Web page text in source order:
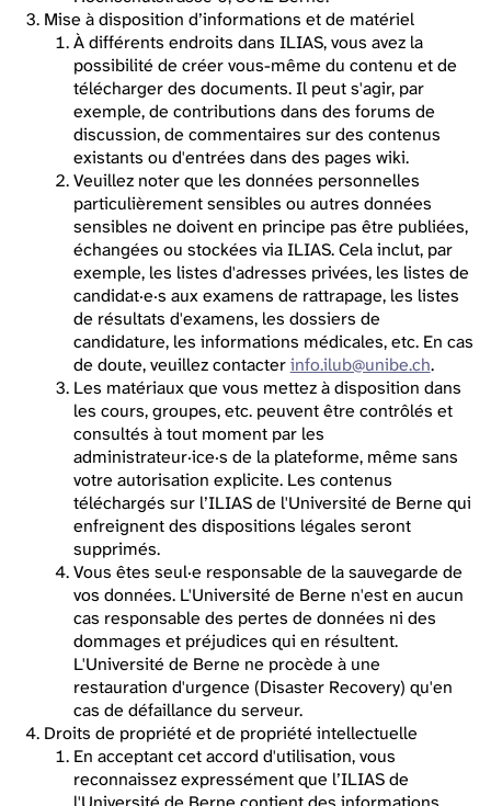
Mise à disposition d’informations et de matériel
À différents endroits dans ILIAS, vous avez la
possibilité de créer vous-même du contenu et de
télécharger des documents. Il peut s'agir, par
exemple, de contributions dans des forums de
discussion, de commentaires sur des contenus
existants ou d'entrées dans des pages wiki.
Veuillez noter que les données personnelles
particulièrement sensibles ou autres données
sensibles ne doivent en principe pas être publiées,
échangées ou stockées via ILIAS. Cela inclut, par
exemple, les listes d'adresses privées, les listes de
candidat·e·s aux examens de rattrapage, les listes
de résultats d'examens, les dossiers de
candidature, les informations médicales, etc. En cas
de doute, veuillez contacterinfo.ilub@unibe.ch.
Les matériaux que vous mettez à disposition dans
les cours, groupes, etc. peuvent être contrôlés et
consultés à tout moment par les
administrateur·ice·s de la plateforme, même sans
votre autorisation explicite. Les contenus
téléchargés sur l’ILIAS de l'Université de Berne qui
enfreignent des dispositions légales seront
supprimés.
Vous êtes seul·e responsable de la sauvegarde de
vos données. L'Université de Berne n'est en aucun
cas responsable des pertes de données ni des
dommages et préjudices qui en résultent.
L'Université de Berne ne procède à une
restauration d'urgence (Disaster Recovery) qu'en
cas de défaillance du serveur.
Droits de propriété et de propriété intellectuelle
En acceptant cet accord d'utilisation, vous
reconnaissez expressément que l’ILIAS de